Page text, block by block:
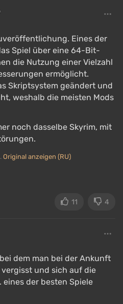
die
der Spielwelt
Effekte wie die
und die
Wassers fehlen.
Eines der
Spiel über eine 64-Bit-
die Nutzung einer Vielzahl
ermöglicht.
Skriptsystem geändert und
weshalb die meisten Mods
noch dasselbe Skyrim, mit
Original anzeigen (RU)
11 4
dem man bei der Ankunft
und sich auf die
der besten Spiele